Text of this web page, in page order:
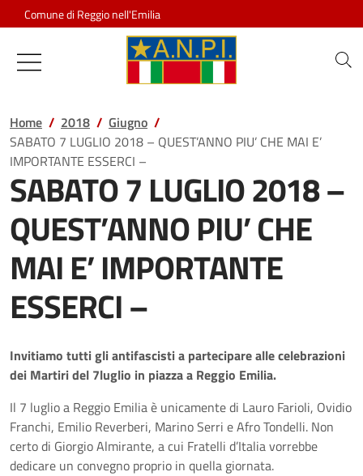
Salta al contenuto
Comune di Reggio nell'Emilia
Associazione Nazionale
Home 2018
Giugno
SABATO 7 LUGLIO 2018 – QUEST’ANNO PIU’ CHE MAI E’
IMPORTANTE ESSERCI –
SABATO 7 LUGLIO 2018 –
QUEST’ANNO PIU’ CHE
MAI E’ IMPORTANTE
ESSERCI –
Invitiamo tutti gli antifascisti a partecipare alle celebrazioni
dei Martiri del 7luglio in piazza a Reggio Emilia.
Il 7 luglio a Reggio Emilia è unicamente di Lauro Farioli, Ovidio
Franchi, Emilio Reverberi, Marino Serri e Afro Tondelli. Non
certo di Giorgio Almirante, a cui Fratelli d’Italia vorrebbe
dedicare un convegno proprio in quella giornata.